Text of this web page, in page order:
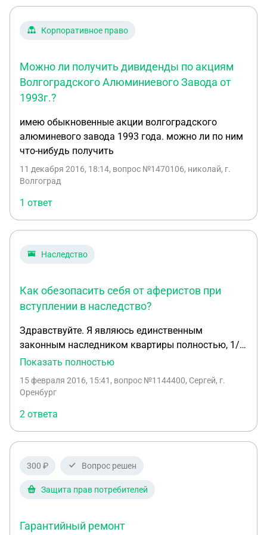
открывать.(доверенности никакой нету) Могут ли
у меня возникнуть какие либо проблеммы с
этим?Если да,то хотелось бы знать какие и какие
Корпоративное право
Можно ли получить дивиденды по акциям
Волгоградского Алюминиевого Завода от
1993г.?
имею обыкновенные акции волгоградского
алюминевого завода 1993 года. можно ли по ним
что-нибудь получить
11 декабря 2016, 18:14, вопрос №1470106, николай, г.
Волгоград
1 ответ
Наследство
Как обезопасить себя от аферистов при
вступлении в наследство?
Здравствуйте. Я являюсь единственным
законным наследником квартиры полностью, 1/4
уже принадлежит мне из-за смерти деда. Может
или её часть какому нибудь аферисту под его
сознанием будет), и как мне обезопаситься от
мошенников на 100проц. Лучше звонок, Спасибо.
Подробнее на Правовед.RU:
Показать полностью
15 февраля 2016, 15:41 , вопрос №1144400, Сергей, г.
Оренбург
2 ответа
300 ₽ Вопрос решен
Защита прав потребителей
Гарантийный ремонт